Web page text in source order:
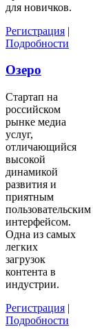
для новичков.
Регистрация |
Подробности
Озеро
Стартап на
российском
рынке медиа
услуг,
отличающийся
высокой
динамикой
развития и
приятным
пользовательским
интерфейсом.
Одна из самых
легких
загрузок
контента в
индустрии.
Регистрация |
Подробности